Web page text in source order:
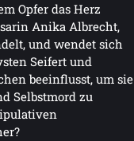
Opfer das Herz
Anika Albrecht,
und wendet sich
Seifert und
beeinflusst, um sie
Selbstmord zu